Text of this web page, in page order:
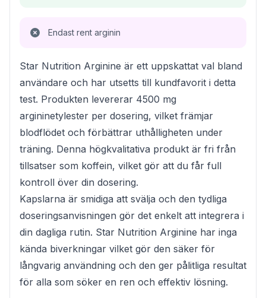
Endast rent arginin
Star Nutrition Arginine är ett uppskattat val bland
användare och har utsetts till kundfavorit i detta
test. Produkten levererar 4500 mg
argininetylester per dosering, vilket främjar
blodflödet och förbättrar uthålligheten under
träning. Denna högkvalitativa produkt är fri från
tillsatser som koffein, vilket gör att du får full
kontroll över din dosering.
Kapslarna är smidiga att svälja och den tydliga
doseringsanvisningen gör det enkelt att integrera i
din dagliga rutin. Star Nutrition Arginine har inga
kända biverkningar vilket gör den säker för
långvarig användning och den ger pålitliga resultat
för alla som söker en ren och effektiv lösning.